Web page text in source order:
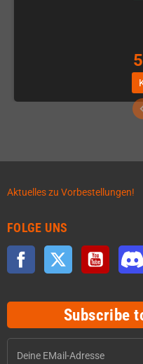
Aktuelles zu Vorbestellungen!
FOLGE UNS
Facebook Twitter
Subscribe